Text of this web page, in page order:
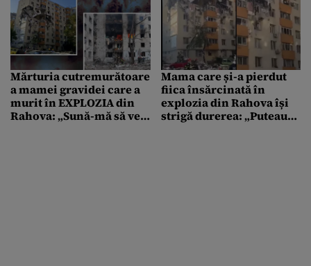
Mărturia cutremurătoare
a mamei gravidei care a
murit în EXPLOZIA din
Rahova: „Sună-mă să vezi
Mama care și-a pierdut
fiica însărcinată în
explozia din Rahova își
strigă durerea: „Puteau